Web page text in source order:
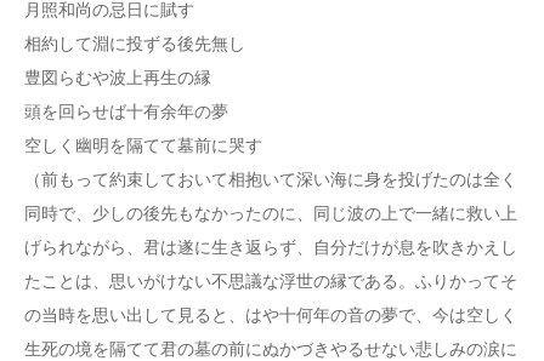
月照和尚の忌日に賦す
相約して淵に投ずる後先無し
豊図らむや波上再生の縁
頭を回らせば十有余年の夢
空しく幽明を隔てて墓前に哭す
（前もって約束しておいて相抱いて深い海に身を投げたのは全く
同時で、少しの後先もなかったのに、同じ波の上で一緒に救い上
げられながら、君は遂に生き返らず、自分だけが息を吹きかえし
たことは、思いがけない不思議な浮世の縁である。ふりかってそ
の当時を思い出して見ると、はや十何年の音の夢で、今は空しく
生死の境を隔てて君の墓の前にぬかづきやるせない悲しみの涙に